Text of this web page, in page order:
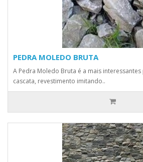
PEDRA MOLEDO BRUTA
A Pedra Moledo Bruta é a mais
cascata, revestimento imitando..